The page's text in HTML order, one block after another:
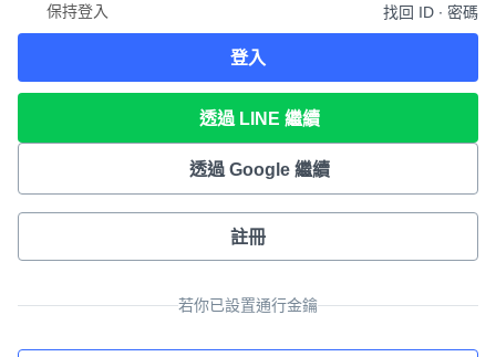
保持登入 找回 ID ∙ 密碼
登入
透過 LINE 繼續
透過 Google 繼續
註冊
若你已設置通行金鑰